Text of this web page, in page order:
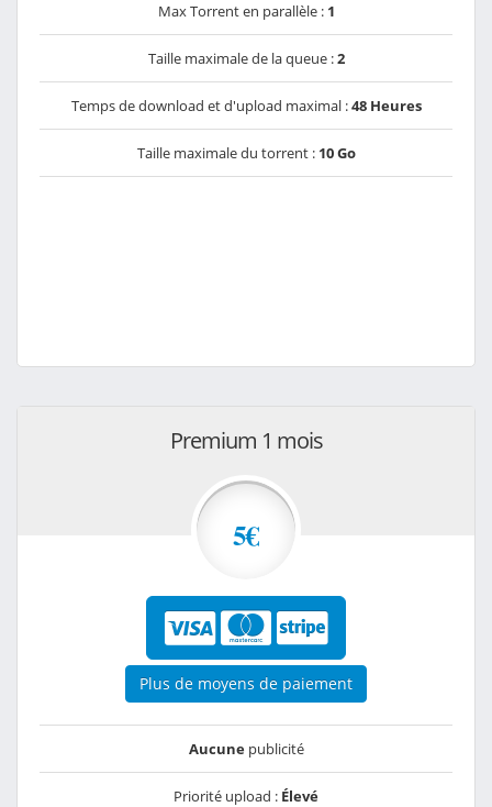
Max Torrent en parallèle : 1
Taille maximale de la queue :2
Temps de download et d'upload maximal :48 Heures
Taille maximale du torrent : 10 Go
Premium 1 mois
5€
Plus de moyens de paiement
Aucunepublicité
Priorité upload : Élevé